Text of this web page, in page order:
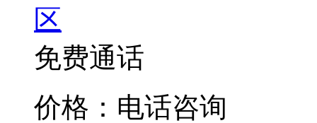
区
免费通话
价格：电话咨询